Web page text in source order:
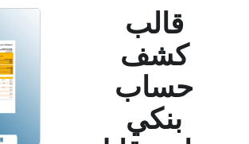
قالب
كشف
حساب
بنكي